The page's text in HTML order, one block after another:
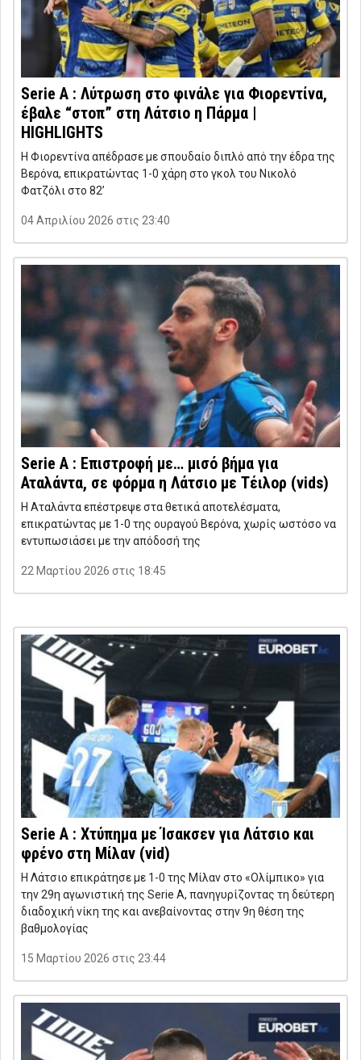
Serie A : Λύτρωση στο φινάλε για Φιορεντίνα,
έβαλε “στοπ” στη Λάτσιο η Πάρμα |
HIGHLIGHTS
Η Φιορεντίνα απέδρασε με σπουδαίο διπλό από την έδρα της
Βερόνα, επικρατώντας 1-0 χάρη στο γκολ του Νικολό
Φατζόλι στο 82’
04 Απριλίου 2026 στις 23:40
Serie A : Επιστροφή με… μισό βήμα για
Αταλάντα, σε φόρμα η Λάτσιο με Τέιλορ (vids)
Η Αταλάντα επέστρεψε στα θετικά αποτελέσματα,
επικρατώντας με 1-0 της ουραγού Βερόνα, χωρίς ωστόσο να
εντυπωσιάσει με την απόδοσή της
22 Μαρτίου 2026 στις 18:45
Serie A : Χτύπημα με Ίσακσεν για Λάτσιο και
φρένο στη Μίλαν (vid)
Η Λάτσιο επικράτησε με 1-0 της Μίλαν στο «Ολίμπικο» για
την 29η αγωνιστική της Serie A, πανηγυρίζοντας τη δεύτερη
διαδοχική νίκη της και ανεβαίνοντας στην 9η θέση της
βαθμολογίας
15 Μαρτίου 2026 στις 23:44